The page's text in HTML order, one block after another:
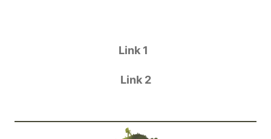
Link 1
Link 2